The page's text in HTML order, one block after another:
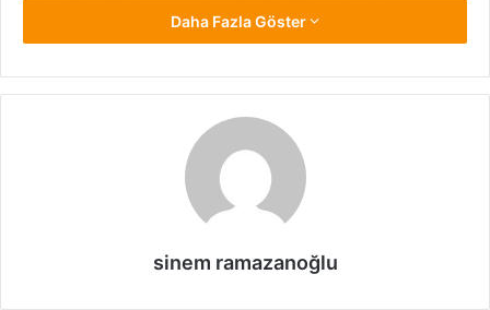
Sarmaşıklar:Duvarlara tutunarak büyüyen sarmaşıklar,
Özellikle İngiliz sarmaşığı, herdem yeşil olmasıyla yıl boyu
güzel bir görünüm sunar.
Petunya, sardunya veya begonya gibi
Daha Fazla Göster
sinem ramazanoğlu